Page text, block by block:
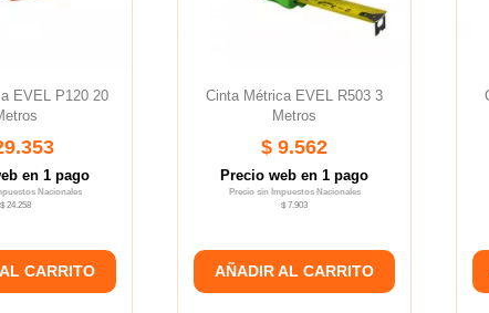
EVEL P120 20
en 1 pago
Nacionales
$ 24.258
CARRITO
Cinta Métrica EVEL R503 3
Metros
$ 9.562
Precio web en 1 pago
Precio sin Impuestos Nacionales
$ 7.903
AÑADIR AL CARRITO